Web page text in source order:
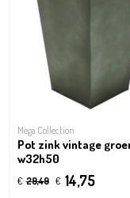
Mega Collection
Pot zink vintage
w32h50
€ 29,49 € 14,75